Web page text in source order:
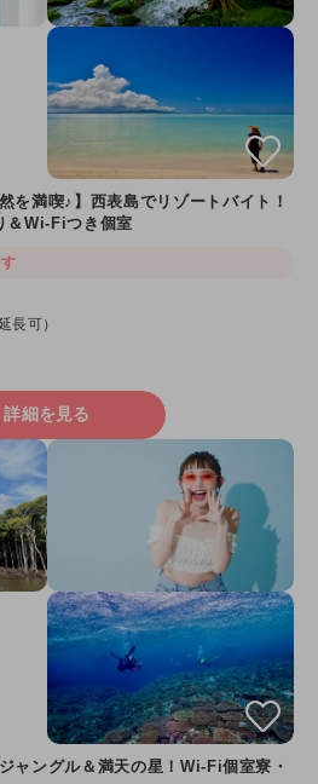
を満喫♪】西表島でリゾートバイト！
＆Wi-Fiつき個室
長可）
詳細を見る
ャングル＆満天の星！Wi-Fi個室寮・